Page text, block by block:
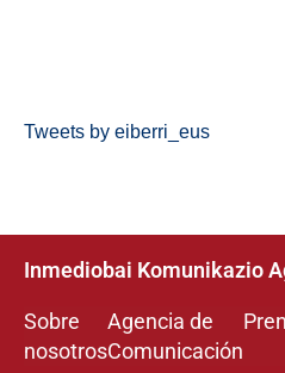
Tweets by eiberri_eus
Inmediobai Komunikazio
Sobre
nosotros
Agencia de
Comunicación